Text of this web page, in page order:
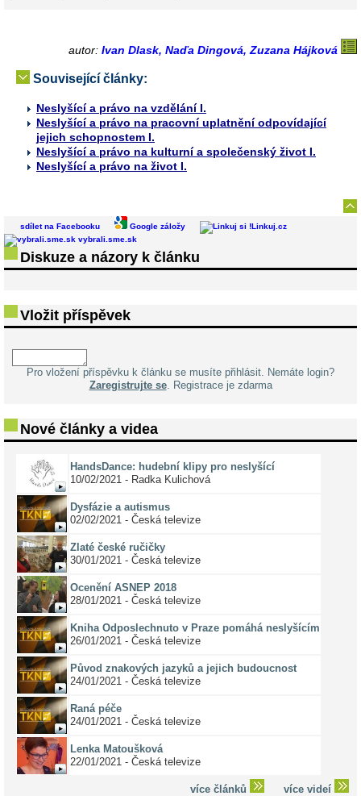
autor: Ivan Dlask, Naďa Dingová, Zuzana Hájková
Související články:
Neslyšící a právo na vzdělání I.
Neslyšící a právo na pracovní uplatnění odpovídající
jejich schopnostem I.
Neslyšící a právo na kulturní a společenský život I.
Neslyšící a právo na život I.
sdílet na Facebooku Google záložy
Linkuj.cz
vybrali.sme.sk
Diskuze a názory k článku
Vložit příspěvek
Pro vložení příspěvku k článku se musíte přihlásit. Nemáte login?
Zaregistrujte se. Registrace je zdarma
Nové články a videa
HandsDance: hudební klipy pro neslyšící
10/02/2021 - Radka Kulichová
Dysfázie a autismus
02/02/2021 - Česká televize
Zlaté české ručičky
30/01/2021 - Česká televize
Ocenění ASNEP 2018
28/01/2021 - Česká televize
Kniha Odposlechnuto v Praze pomáhá neslyšícím
26/01/2021 - Česká televize
Původ znakových jazyků a jejich budoucnost
24/01/2021 - Česká televize
Raná péče
24/01/2021 - Česká televize
Lenka Matoušková
22/01/2021 - Česká televize
více článků více videí